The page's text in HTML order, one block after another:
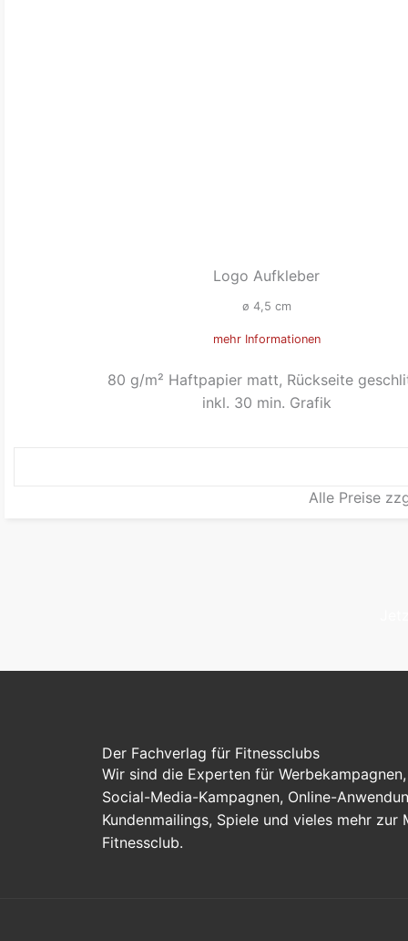
Logo Aufkleber
ø 4,5 cm
mehr Informationen
80 g/m² Haftpapier matt, Rückseite
inkl. 30 min. Grafik
Alle Preise
Der Fachverlag für Fitnessclubs
Wir sind die Experten für
Social-Media-Kampagnen, Online-
Kundenmailings, Spiele und vieles mehr
Fitnessclub.